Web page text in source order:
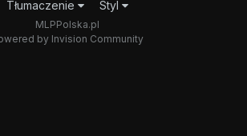
Tłumaczenie Styl
MLPPolska.pl
by Invision Community